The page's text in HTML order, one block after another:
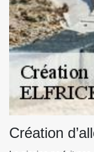
Création